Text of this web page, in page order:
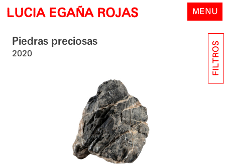
Skip
content
LUCIA EGAÑA ROJAS MENU
Piedras preciosas
2020 FILTROS